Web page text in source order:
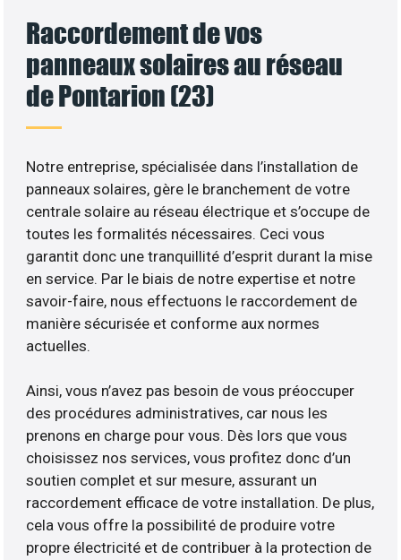
Raccordement de vos
panneaux solaires au réseau
de Pontarion (23)
Notre entreprise, spécialisée dans l’installation de
panneaux solaires, gère le branchement de votre
centrale solaire au réseau électrique et s’occupe de
toutes les formalités nécessaires. Ceci vous
garantit donc une tranquillité d’esprit durant la mise
en service. Par le biais de notre expertise et notre
savoir-faire, nous effectuons le raccordement de
manière sécurisée et conforme aux normes
actuelles.
Ainsi, vous n’avez pas besoin de vous préoccuper
des procédures administratives, car nous les
prenons en charge pour vous. Dès lors que vous
choisissez nos services, vous profitez donc d’un
soutien complet et sur mesure, assurant un
raccordement efficace de votre installation. De plus,
cela vous offre la possibilité de produire votre
propre électricité et de contribuer à la protection de